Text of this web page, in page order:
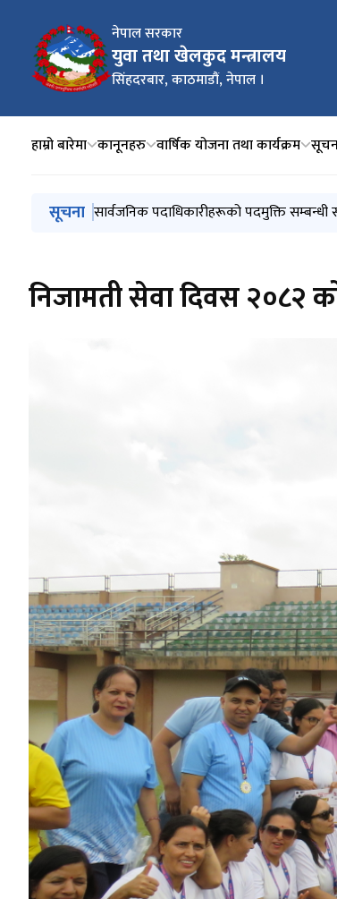
नेपाल सरकार
युवा तथा खेलकुद मन्त्रालय
सिंहदरबार, काठमाडौं, नेपाल ।
हाम्रो बारेमा कानूनहरु वार्षिक योजना तथा कार्यक्रम
मुख्य नेभिगेसनमा जानुहोस्
सूचना सार्वजनिक पदाधिकारीहरूको पदमुक्ति सम्बन्धी
निजामती सेवा दिवस २०८२